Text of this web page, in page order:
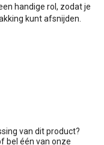
handige rol, zodat je
kunt afsnijden.
van dit product?
bel één van onze